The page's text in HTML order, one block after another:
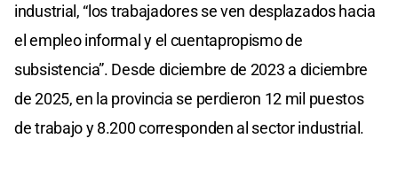
industrial, “los trabajadores se ven desplazados hacia
el empleo informal y el cuentapropismo de
subsistencia”. Desde diciembre de 2023 a diciembre
de 2025, en la provincia se perdieron 12 mil puestos
de trabajo y 8.200 corresponden al sector industrial.